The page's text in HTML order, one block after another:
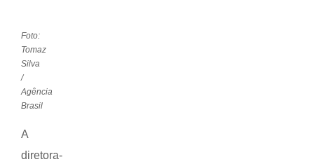
Foto:
Tomaz
Silva
/
Agência
Brasil
A
diretora-